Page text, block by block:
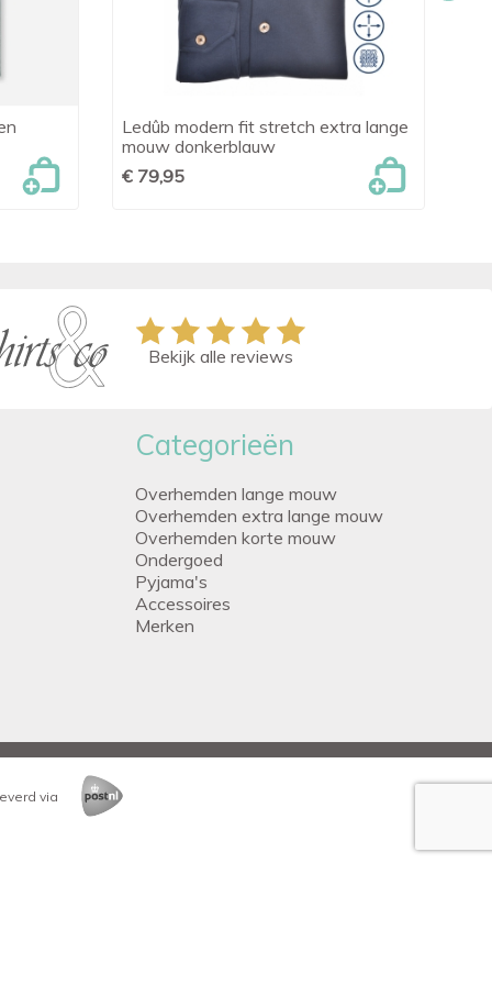
 Snel bekijken
Ledûb modern fit stretch extra lange
mouw donkerblauw
€ 79,95
Bekijk alle reviews
Categorieën
Overhemden lange mouw
Overhemden extra lange mouw
Overhemden korte mouw
Ondergoed
Pyjama's
Accessoires
Merken
via